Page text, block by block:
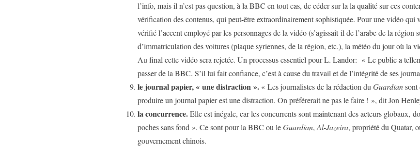
l’info, mais il n’est pas question, à la BBC en tout cas, de céder sur la la qualité sur ces
vérification des contenus, qui peut-être extraordinairement sophistiquée. Pour une vidéo qui
vérifié l’accent employé par les personnages de la vidéo (s’agissait-il de l’arabe de la région
d’immatriculation des voitures (plaque syriennes, de la région, etc.), la météo du jour où la
Au final cette vidéo sera rejetée. Un processus essentiel pour L. Landor: « Le public a
passer de la BBC. S’il lui fait confiance, c’est à cause du travail et de l’intégrité de ses
le journal papier, « une distraction ». « Les journalistes de la rédaction du Guardiansont
produire un journal papier est une distraction. On préférerait ne pas le faire ! », dit Jon
la concurrence.Elle est inégale, car les concurrents sont maintenant des acteurs globaux,
poches sans fond ». Ce sont pour la BBC ou leGuardian, Al-Jazeira, propriété du Quatar,
gouvernement chinois.